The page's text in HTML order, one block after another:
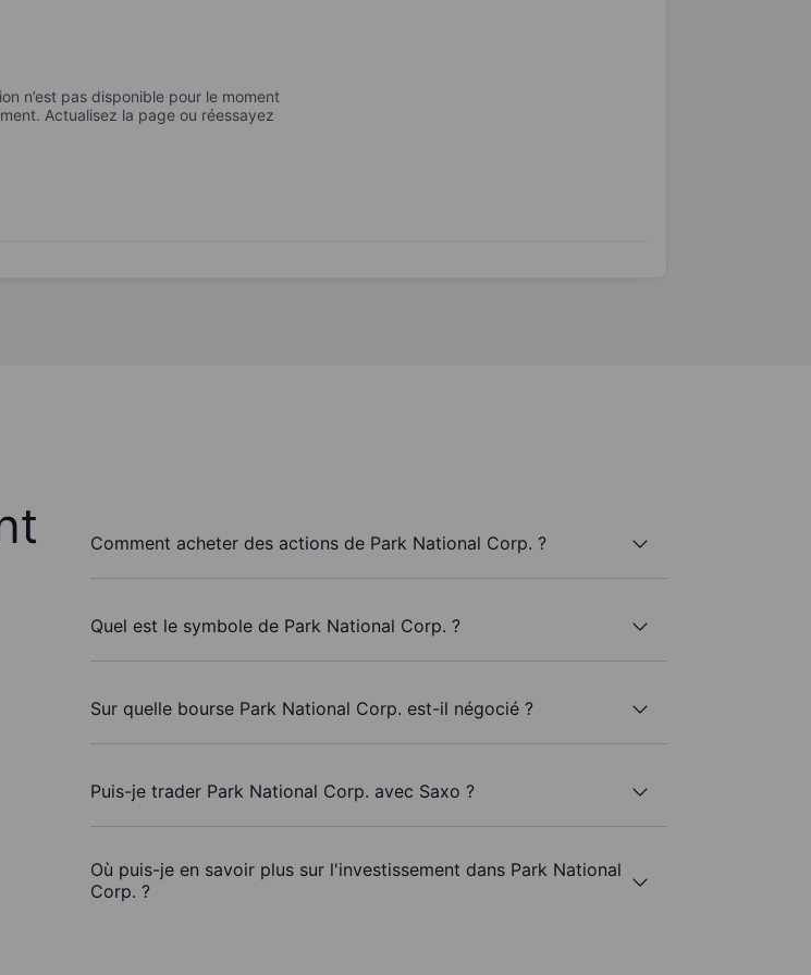
n’est pas disponible pour le moment
Actualisez la page ou réessayez
Comment acheter des actions de Park National Corp. ?
Quel est le symbole de Park National Corp. ?
Sur quelle bourse Park National Corp. est-il négocié ?
Puis-je trader Park National Corp. avec Saxo ?
Où puis-je en savoir plus sur l'investissement dans Park National
Corp. ?